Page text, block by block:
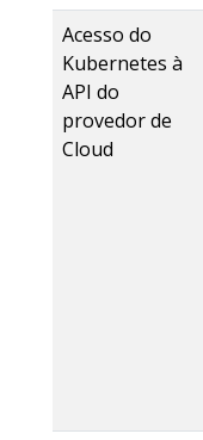
Acesso do
Kubernetes à
API do
provedor de
Cloud